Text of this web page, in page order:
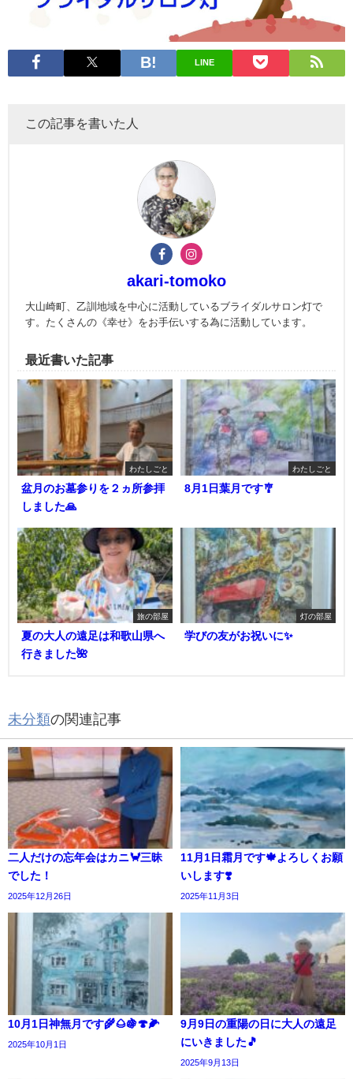
LINE
この記事を書いた人
akari-tomoko
大山崎町、乙訓地域を中心に活動しているブライダルサロン灯で
す。たくさんの《幸せ》をお手伝いする為に活動しています。
最近書いた記事
わたしごと
盆月のお墓参りを２ヵ所参拝
しました🙏
わたしごと
8月1日葉月です🎐
旅の部屋
夏の大人の遠足は和歌山県へ
行きました🌺
灯の部屋
学びの友がお祝いに✨
未分類の関連記事
二人だけの忘年会はカニ🦀三昧
でした！
2025年12月26日
11月1日霜月です🍁よろしくお願
いします❣️
2025年11月3日
10月1日神無月です🌾🌰🍇🍄🌽
2025年10月1日
9月9日の重陽の日に大人の遠足
にいきました🎵
2025年9月13日